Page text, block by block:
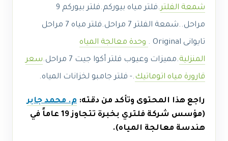
شمعة الفلتر
.فلتر مياه بيوركم.فلتر بيوركم 9
مراحل..شمعة الفلتر 7 مراحل.فلتر مياه 7 مراحل
تايوانى Original .
وحدة معالجة المياه
المنزلية.مميزات وعيوب فلتر أكوا جيت 7 مراحل.
سعر
قارورة مياه اتوماتيك.- فلتر جامبو لخزانات المياه.
راجع هذا المحتوى وتأكد من دقته: م. محمد جابر
(مؤسس شركة فلتري بخبرة تتجاوز 19 عاماً في
هندسة معالجة المياه).